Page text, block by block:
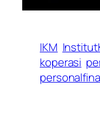
IKM
koperasi